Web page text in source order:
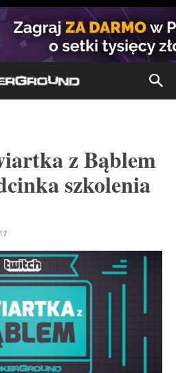
z Bąblem
szkolenia